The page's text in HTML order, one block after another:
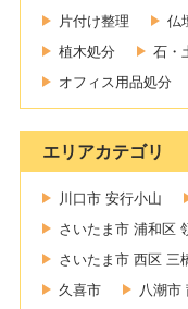
片付け整理
仏
植木処分
石・
オフィス用品処分
エリアカテゴリ
川口市 安行小山
さいたま市 浦和区
さいたま市 西区 三
久喜市
八潮市